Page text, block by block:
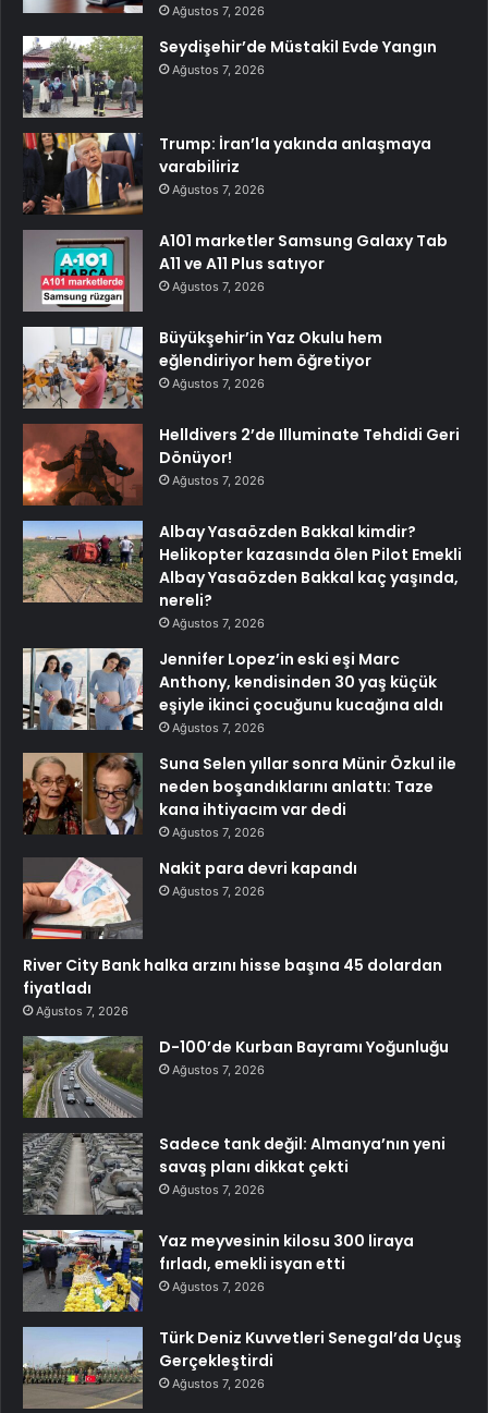
Ağustos 7, 2026
Seydişehir’de Müstakil Evde Yangın
Ağustos 7, 2026
Trump: İran’la yakında anlaşmaya
varabiliriz
Ağustos 7, 2026
A101 marketler Samsung Galaxy Tab
A11 ve A11 Plus satıyor
Ağustos 7, 2026
Büyükşehir’in Yaz Okulu hem
eğlendiriyor hem öğretiyor
Ağustos 7, 2026
Helldivers 2’de Illuminate Tehdidi Geri
Dönüyor!
Ağustos 7, 2026
Albay Yasaözden Bakkal kimdir?
Helikopter kazasında ölen Pilot Emekli
Albay Yasaözden Bakkal kaç yaşında,
nereli?
Ağustos 7, 2026
Jennifer Lopez’in eski eşi Marc
Anthony, kendisinden 30 yaş küçük
eşiyle ikinci çocuğunu kucağına aldı
Ağustos 7, 2026
Suna Selen yıllar sonra Münir Özkul ile
neden boşandıklarını anlattı: Taze
kana ihtiyacım var dedi
Ağustos 7, 2026
Nakit para devri kapandı
Ağustos 7, 2026
River City Bank halka arzını hisse başına 45 dolardan
fiyatladı
Ağustos 7, 2026
D-100’de Kurban Bayramı Yoğunluğu
Ağustos 7, 2026
Sadece tank değil: Almanya’nın yeni
savaş planı dikkat çekti
Ağustos 7, 2026
Yaz meyvesinin kilosu 300 liraya
fırladı, emekli isyan etti
Ağustos 7, 2026
Türk Deniz Kuvvetleri Senegal’da Uçuş
Gerçekleştirdi
Ağustos 7, 2026